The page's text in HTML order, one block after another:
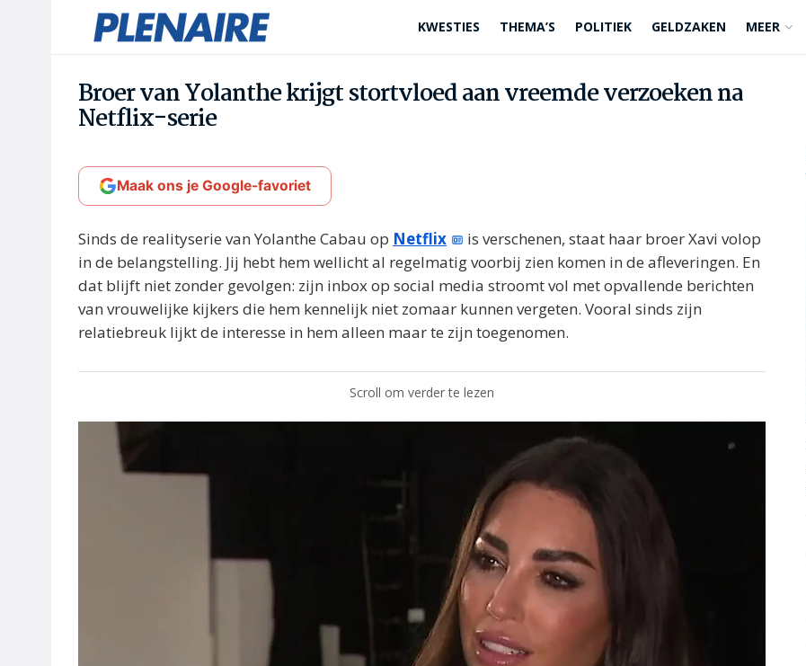
KWESTIES THEMA’S POLITIEK GELDZAKEN MEER
Broer van Yolanthe krijgt stortvloed aan vreemde verzoeken na
Netflix-serie
Maak ons je Google-favoriet
Sinds de realityserie van Yolanthe Cabau op Netflix
is verschenen, staat haar broer Xavi volop
in de belangstelling. Jij hebt hem wellicht al regelmatig voorbij zien komen in de afleveringen. En
dat blijft niet zonder gevolgen: zijn inbox op social media stroomt vol met opvallende berichten
van vrouwelijke kijkers die hem kennelijk niet zomaar kunnen vergeten. Vooral sinds zijn
relatiebreuk lijkt de interesse in hem alleen maar te zijn toegenomen.
Scroll om verder te lezen